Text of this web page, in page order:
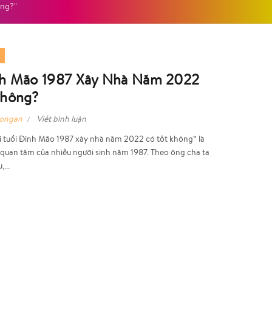
Mão 1987 Xây Nhà Năm 2022
Viết bình luận
tuổi Đinh Mão 1987 xây nhà năm 2022 có tốt không” là
tâm của nhiều người sinh năm 1987. Theo ông cha ta